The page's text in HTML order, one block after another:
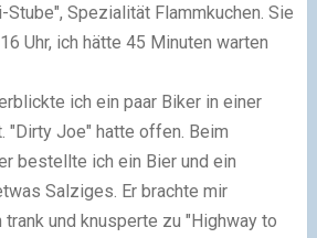
Spezialität Flammkuchen. Sie
Uhr, ich hätte 45 Minuten warten
ich ein paar Biker in einer
"Dirty Joe" hatte offen. Beim
bestellte ich ein Bier und ein
Salziges. Er brachte mir
und knusperte zu "Highway to